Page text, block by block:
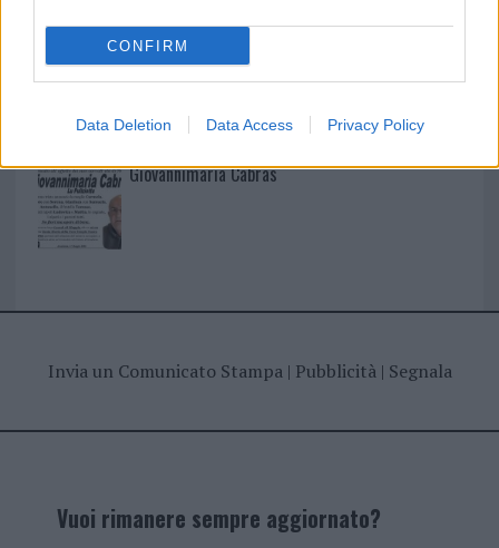
CONFIRM
Data Deletion Data Access Privacy Policy
I nostri cari
Giovannimaria Cabras
Invia un Comunicato Stampa| Pubblicità| Segnala
Vuoi rimanere sempre aggiornato?